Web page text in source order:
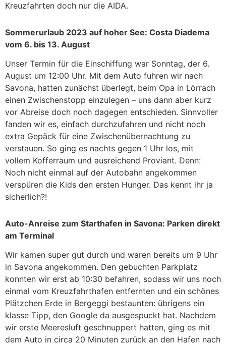
Kreuzfahrten doch nur die AIDA.
Sommerurlaub 2023 auf hoher See: Costa Diadema
vom 6. bis 13. August
Unser Termin für die Einschiffung war Sonntag, der 6.
August um 12:00 Uhr. Mit dem Auto fuhren wir nach
Savona, hatten zunächst überlegt, beim Opa in Lörrach
einen Zwischenstopp einzulegen – uns dann aber kurz
vor Abreise doch noch dagegen entschieden. Sinnvoller
fanden wir es, einfach durchzufahren und nicht noch
extra Gepäck für eine Zwischenübernachtung zu
verstauen. So ging es nachts gegen 1 Uhr los, mit
vollem Kofferraum und ausreichend Proviant. Denn:
Noch nicht einmal auf der Autobahn angekommen
verspüren die Kids den ersten Hunger. Das kennt ihr ja
sicherlich?!
Auto-Anreise zum Starthafen in Savona: Parken direkt
am Terminal
Wir kamen super gut durch und waren bereits um 9 Uhr
in Savona angekommen. Den gebuchten Parkplatz
konnten wir erst ab 10:30 befahren, sodass wir uns noch
einmal vom Kreuzfahrthafen entfernten und ein schönes
Plätzchen Erde in Bergeggi bestaunten: übrigens ein
klasse Tipp, den Google da ausgespuckt hat. Nachdem
wir erste Meeresluft geschnuppert hatten, ging es mit
dem Auto in circa 20 Minuten zurück an den Hafen nach